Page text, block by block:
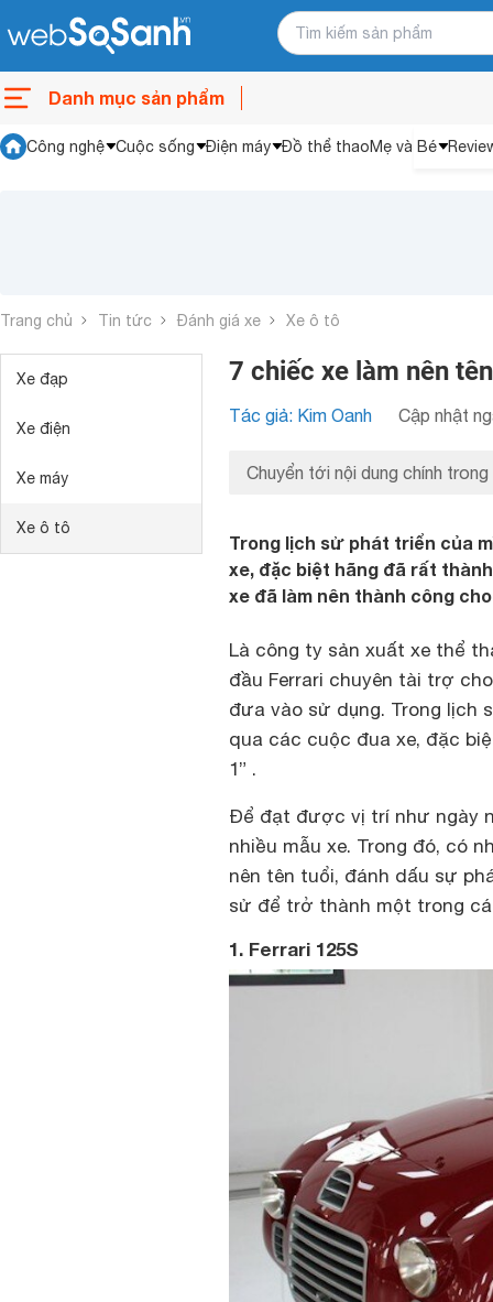
Danh mục sản phẩm
Công nghệ Cuộc sống Điện máy Đồ thể thaoMẹ và Bé
Trang chủ Tin tức Đánh giá xe Xe ô tô
Xe đạp
Xe điện
Xe máy
Xe ô tô
7 chiếc xe làm nên
Tác giả: Kim Oanh Cập nhật
Chuyển tới nội dung chính trong
Trong lịch sử phát triển của
xe, đặc biệt hãng đã rất
xe đã làm nên thành công
Là công ty sản xuất xe thể
đầu Ferrari chuyên tài trợ
đưa vào sử dụng. Trong lịch
qua các cuộc đua xe, đặc
1” .
Để đạt được vị trí như ngày
nhiều mẫu xe. Trong đó, có
nên tên tuổi, đánh dấu sự
sử để trở thành một trong
1. Ferrari 125S